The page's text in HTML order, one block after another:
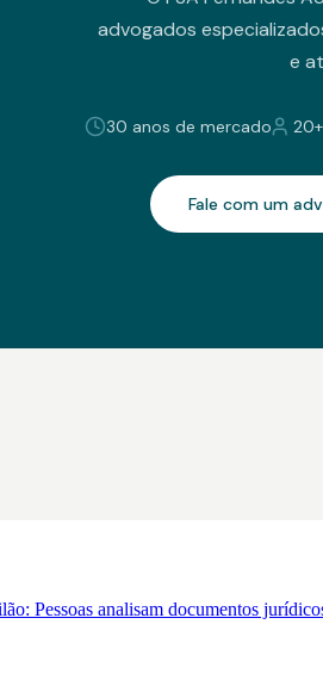
advogados
e
30 anos de mercado
Fale com um